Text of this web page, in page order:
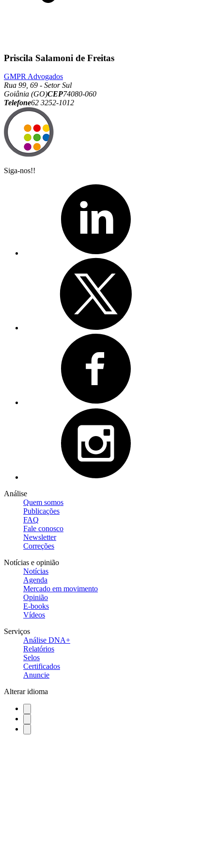
Priscila Salamoni de Freitas
GMPR Advogados
Rua 99, 69 - Setor Sul
Goiânia (GO)CEP74080-060
Telefone62 3252-1012
Siga-nos!!
Análise
Quem somos
Publicações
FAQ
Fale conosco
Newsletter
Correções
Notícias e opinião
Notícias
Agenda
Mercado em movimento
Opinião
E-books
Vídeos
Serviços
Análise DNA+
Relatórios
Selos
Certificados
Anuncie
Alterar idioma